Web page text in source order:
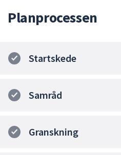
Planprocessen
Startskede
Samråd
Granskning